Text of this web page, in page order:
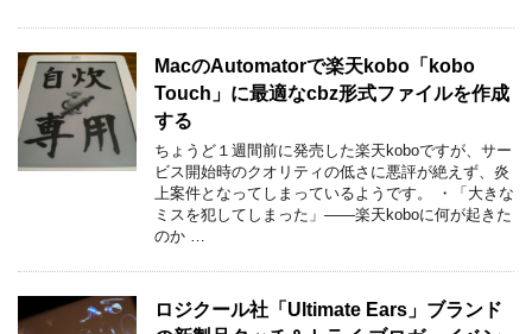
MacのAutomatorで楽天kobo「kobo
Touch」に最適なcbz形式ファイルを作成
する
ちょうど１週間前に発売した楽天koboですが、サー
ビス開始時のクオリティの低さに悪評が絶えず、炎
上案件となってしまっているようです。 ・「大きな
ミスを犯してしまった」――楽天koboに何が起きた
のか …
ロジクール社「Ultimate Ears」ブランド